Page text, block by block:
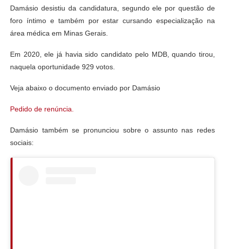
Damásio desistiu da candidatura, segundo ele por questão de
foro íntimo e também por estar cursando especialização na
área médica em Minas Gerais.
Em 2020, ele já havia sido candidato pelo MDB, quando tirou,
naquela oportunidade 929 votos.
Veja abaixo o documento enviado por Damásio
Pedido de renúncia.
Damásio também se pronunciou sobre o assunto nas redes
sociais: